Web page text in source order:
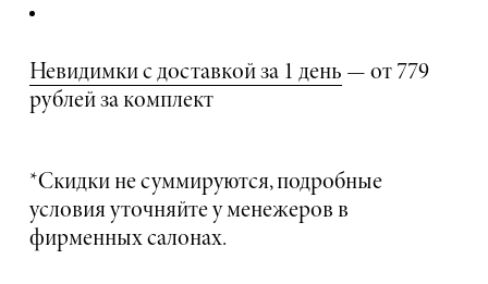
Невидимки с доставкой за 1 день — от 779
рублей за комплект
*Скидки не суммируются, подробные
условия уточняйте у менежеров в
фирменных салонах.